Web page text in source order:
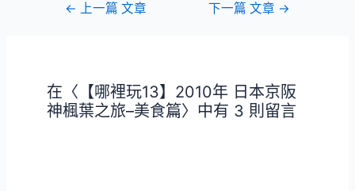
← 上一篇 文章 下一篇 文章 →
在〈【哪裡玩13】2010年 日本京阪
神楓葉之旅–美食篇〉中有 3 則留言